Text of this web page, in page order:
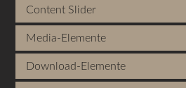
Content Slider
Media-Elemente
Download-Elemente